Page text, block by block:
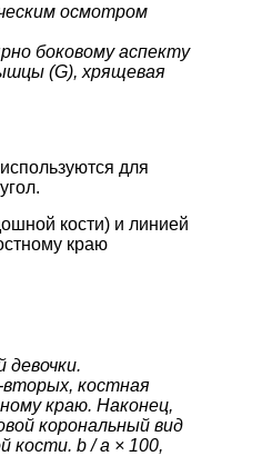
осмотром
боковому аспекту
(G), хрящевая
для
кости) и линией
краю
девочки.
вторых, костная
краю. Наконец,
корональный вид
кости. b / a × 100,